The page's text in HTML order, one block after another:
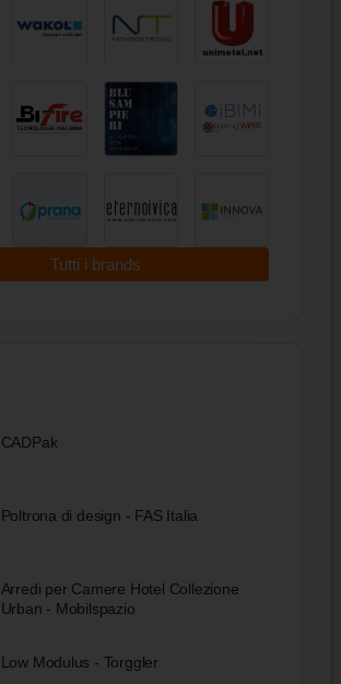
Tutti i brands
CADPak
Poltrona di design - FAS Italia
Arredi per Camere Hotel Collezione
Urban - Mobilspazio
Low Modulus - Torggler